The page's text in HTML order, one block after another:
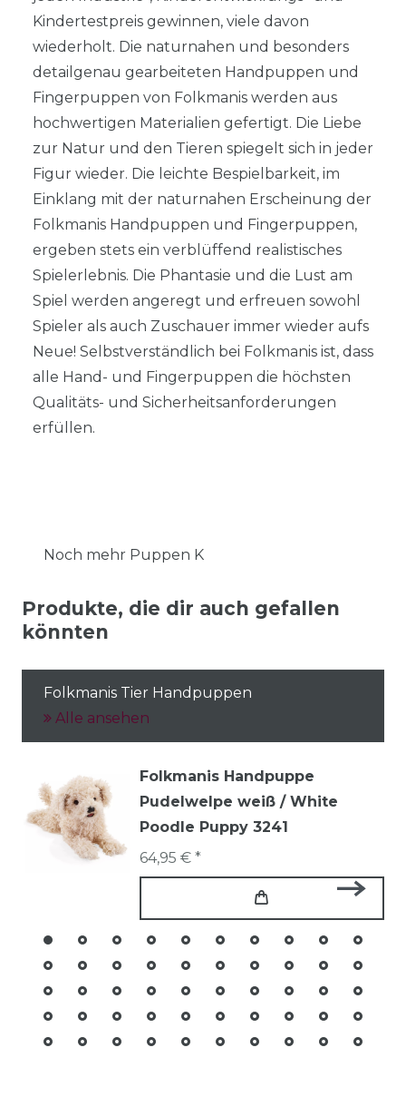
Kindertestpreis gewinnen, viele davon
wiederholt. Die naturnahen und besonders
detailgenau gearbeiteten Handpuppen und
Fingerpuppen von Folkmanis werden aus
hochwertigen Materialien gefertigt. Die Liebe
zur Natur und den Tieren spiegelt sich in jeder
Figur wieder. Die leichte Bespielbarkeit, im
Einklang mit der naturnahen Erscheinung der
Folkmanis Handpuppen und Fingerpuppen,
ergeben stets ein verblüffend realistisches
Spielerlebnis. Die Phantasie und die Lust am
Spiel werden angeregt und erfreuen sowohl
Spieler als auch Zuschauer immer wieder aufs
Neue! Selbstverständlich bei Folkmanis ist, dass
alle Hand- und Fingerpuppen die höchsten
Qualitäts- und Sicherheitsanforderungen
erfüllen.
Noch mehr Puppen K
Produkte, die dir auch gefallen
könnten
Folkmanis Tier Handpuppen
Alle ansehen
Folkmanis Handpuppe
Pudelwelpe weiß / White
Poodle Puppy 3241
64,95 € *